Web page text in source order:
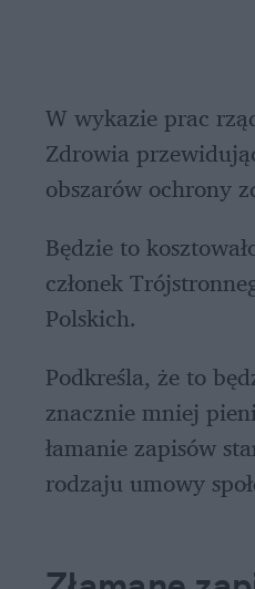
W wykazie prac
Zdrowia
obszarów ochrony
Będzie to
członek
Polskich.
Podkreśla, że to
znacznie mniej
łamanie zapisów
rodzaju umowy